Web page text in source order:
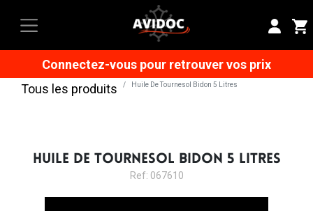
Connectez-vous pour retrouver vos prix
Tous les produits
Huile De Tournesol Bidon 5 Litres
HUILE DE TOURNESOL BIDON 5 LITRES
Ref: 067610